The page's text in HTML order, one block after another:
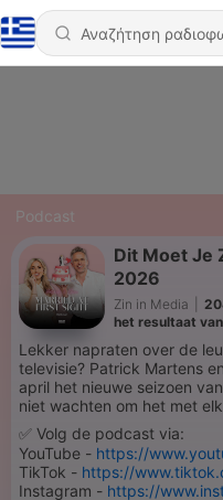
Podcast
Dit Moet Je
2026
Zin in Media
het resultaat
Lekker napraten over de
televisie? Patrick Martens
april het nieuwe seizoen van
niet wachten om het met
✅ Volg de podcast via:
YouTube - https://
TikTok - https://
Instagram - https://